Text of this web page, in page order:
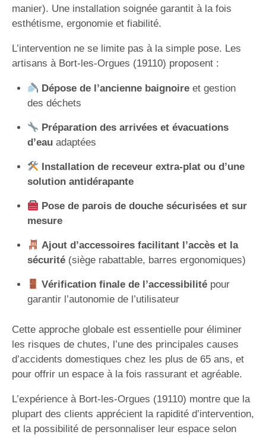
manier). Une installation soignée garantit à la fois
esthétisme, ergonomie et fiabilité.
L’intervention ne se limite pas à la simple pose. Les
artisans à Bort-les-Orgues (19110) proposent :
Dépose de l’ancienne baignoireet gestion
des déchets
Préparation des arrivées et évacuations
d’eauadaptées
Installation de receveur extra-plat ou d’une
solution antidérapante
Pose de parois de douche sécurisées et sur
mesure
Ajout d’accessoires facilitant l’accès et la
sécurité(siège rabattable, barres ergonomiques)
Vérification finale de l’accessibilitépour
garantir l’autonomie de l’utilisateur
Cette approche globale est essentielle pour éliminer
les risques de chutes, l’une des principales causes
d’accidents domestiques chez les plus de 65 ans, et
pour offrir un espace à la fois rassurant et agréable.
L’expérience à Bort-les-Orgues (19110) montre que la
plupart des clients apprécient la rapidité d’intervention,
et la possibilité de personnaliser leur espace selon